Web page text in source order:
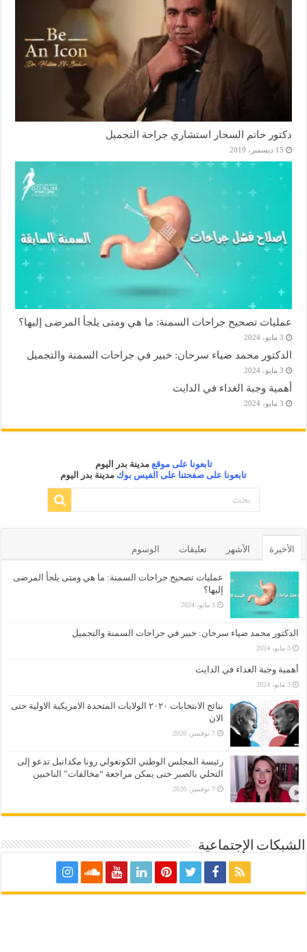
دكتور حاتم السحار استشاري جراحة التجميل
15 ديسمبر، 2019
عمليات تصحيح جراحات السمنة: ما هي ومتى يلجأ المرضى إليها؟
3 مايو، 2024
الدكتور محمد ضياء سرحان: خبير في جراحات السمنة والتجميل
3 مايو، 2024
أهمية وجبة الغداء في الدايت
3 مايو، 2024
تابعونا على موقع مدينة بدر اليوم
تابعونا على صفحتنا على الفيس بوك مدينة بدر اليوم
الأخيرة الأشهر تعليقات الوسوم
عمليات تصحيح جراحات السمنة: ما هي ومتى يلجأ المرضى
إليها؟
3 مايو، 2024
الدكتور محمد ضياء سرحان: خبير في جراحات السمنة والتجميل
3 مايو، 2024
أهمية وجبة الغداء في الدايت
3 مايو، 2024
نتائج الانتخابات ٢٠٢٠ الولايات المتحدة الامريكية الاولية حتى
الان
7 نوفمبر، 2020
رئيسة المجلس الوطني الكونغولي رونا مكدانيل تدعو إلى
التحلي بالصبر حتى يمكن مراجعة “مخالفات” الناخبين
7 نوفمبر، 2020
الشبكات الإجتماعية